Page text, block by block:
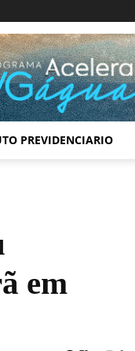
PREVIDENCIARIO
em